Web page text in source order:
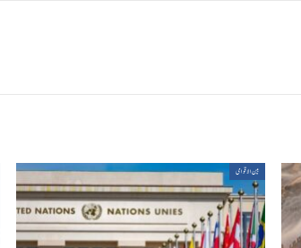
بین الاقوامی